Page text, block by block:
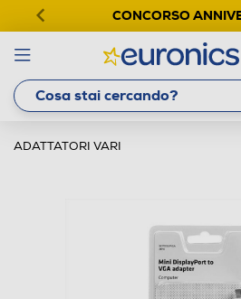
CONCORSO
ADATTATORI VARI